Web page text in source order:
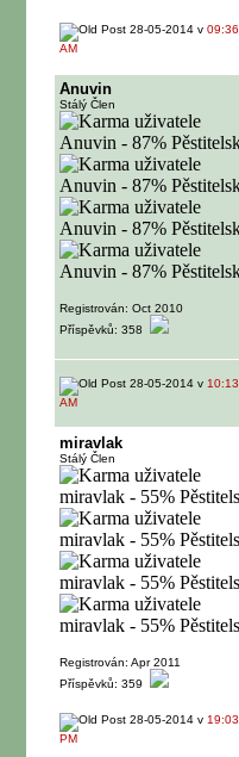
28-05-2014 v 09:36
AM
Anuvin
Stálý Člen
Registrován: Oct 2010
Příspěvků: 358
28-05-2014 v 10:13
AM
miravlak
Stálý Člen
Registrován: Apr 2011
Příspěvků: 359
28-05-2014 v 19:03
PM